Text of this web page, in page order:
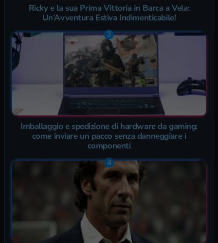
Ricky e la sua Prima Vittoria in Barca a Vela:
Un’Avventura Estiva Indimenticabile!
Imballaggio e spedizione di hardware da gaming:
come inviare un pacco senza danneggiare i
componenti